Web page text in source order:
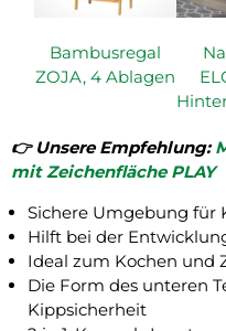
Bambusregal
ZOJA, 4 Ablagen
👉️ Unsere Empfehlung:
mit Zeichenfläche PLAY
Sichere Umgebung für
Hilft bei der
Ideal zum Kochen und
Die Form des unteren
Kippsicherheit